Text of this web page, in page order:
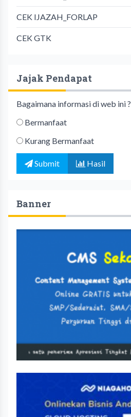
CEK IJAZAH_FORLAP
CEK GTK
Jajak Pendapat
Bagaimana informasi di web ini ?
Bermanfaat
Kurang Bermanfaat
Submit Hasil
Banner